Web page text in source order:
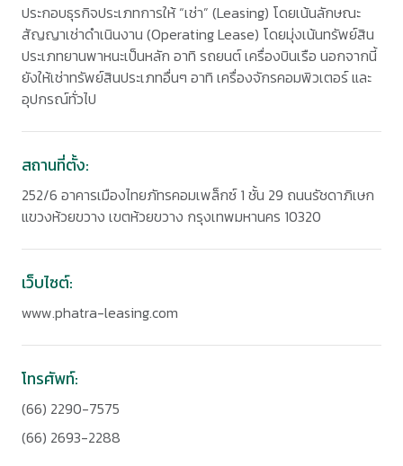
ประกอบธุรกิจประเภทการให้ “เช่า” (Leasing) โดยเน้นลักษณะ
สัญญาเช่าดำเนินงาน (Operating Lease) โดยมุ่งเน้นทรัพย์สิน
ประเภทยานพาหนะเป็นหลัก อาทิ รถยนต์ เครื่องบินเรือ นอกจากนี้
ยังให้เช่าทรัพย์สินประเภทอื่นๆ อาทิ เครื่องจักรคอมพิวเตอร์ และ
อุปกรณ์ทั่วไป
สถานที่ตั้ง:
252/6 อาคารเมืองไทยภัทรคอมเพล็กซ์ 1 ชั้น 29 ถนนรัชดาภิเษก
แขวงห้วยขวาง เขตห้วยขวาง กรุงเทพมหานคร 10320
เว็บไซต์:
www.phatra-leasing.com
โทรศัพท์:
(66) 2290-7575
(66) 2693-2288